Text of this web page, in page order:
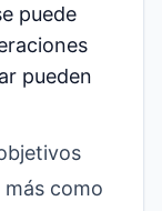
puede
pueden
como